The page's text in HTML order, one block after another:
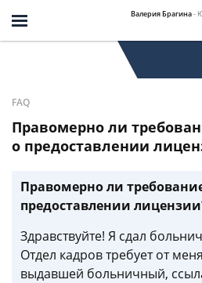
Валерия Брагина-
FAQ
Правомерно ли
о предоставлении
Правомерно ли
предоставлении
Здравствуйте! Я сдал
Отдел кадров требует от
выдавшей больничный,